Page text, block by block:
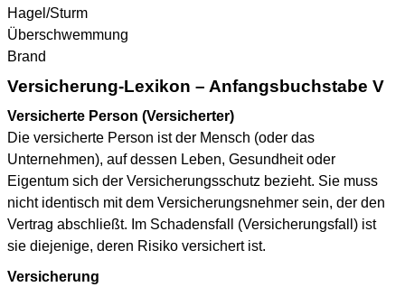
Hagel/Sturm
Überschwemmung
Brand
Versicherung-Lexikon – Anfangsbuchstabe V
Versicherte Person (Versicherter)
Die versicherte Person ist der Mensch (oder das
Unternehmen), auf dessen Leben, Gesundheit oder
Eigentum sich der Versicherungsschutz bezieht. Sie muss
nicht identisch mit dem Versicherungsnehmer sein, der den
Vertrag abschließt. Im Schadensfall (Versicherungsfall) ist
sie diejenige, deren Risiko versichert ist.
Versicherung